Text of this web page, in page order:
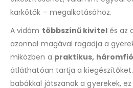
karkötők – megalkotásához.
A vidám többszínű kivitelés az
azonnal magával ragadja a
miközben a praktikus,
átláthatóan tartja a
babákkal játszanak a gyerekek,